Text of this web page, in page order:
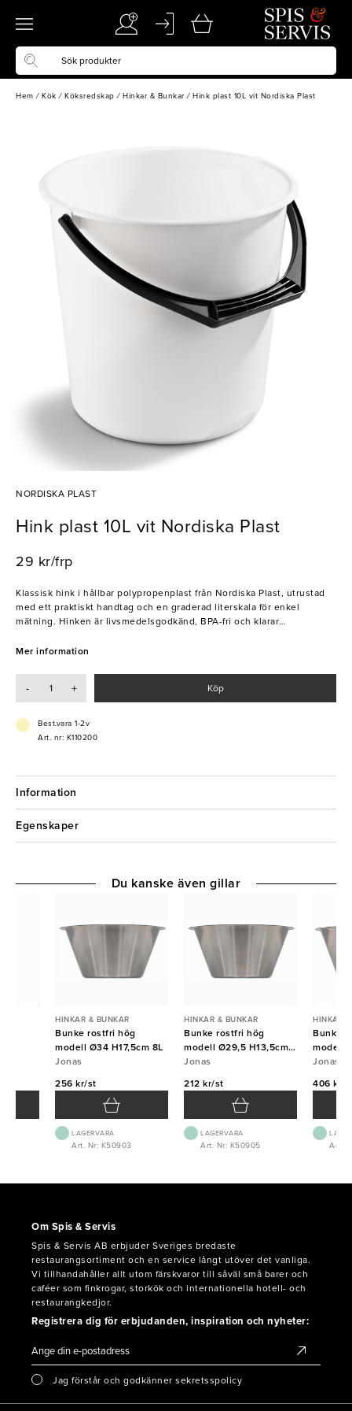
Hem / Kök / Köksredskap / Hinkar & Bunkar / Hink plast 10L vit Nordiska Plast
NORDISKA PLAST
Hink plast 10L vit Nordiska Plast
29 kr/frp
Klassisk hink i hållbar polypropenplast från Nordiska Plast, utrustad
med ett praktiskt handtag och en graderad literskala för enkel
mätning. Hinken är livsmedelsgodkänd, BPA-fri och klarar
- Livsmedelsgodkänd
- Temperaturbeständig
Mer information
- + Köp
Best.vara 1-2v
Art. nr: K110200
Information
Egenskaper
HINKAR & BUNKAR
Bunke rostfri hög
modell Ø34 H17,5cm 8L
Jonas
256 kr/st
LAGERVARA
Art. Nr: K50903
HINKAR & BUNKAR
Bunke rostfri hög
modell Ø29,5 H13,5cm
5L
Jonas
212 kr/st
LAGERVARA
Art. Nr: K50905
HINKAR
Bunke
modell
Jonas
406 kr/
Art.
Du kanske även gillar
Om Spis & Servis
Spis & Servis AB erbjuder Sveriges bredaste
restaurangsortiment och en service långt utöver det vanliga.
Vi tillhandahåller allt utom färskvaror till såväl små barer och
caféer som finkrogar, storkök och internationella hotell- och
restaurangkedjor.
Registrera dig för erbjudanden, inspiration och nyheter:
Jag förstår och godkänner sekretsspolicy